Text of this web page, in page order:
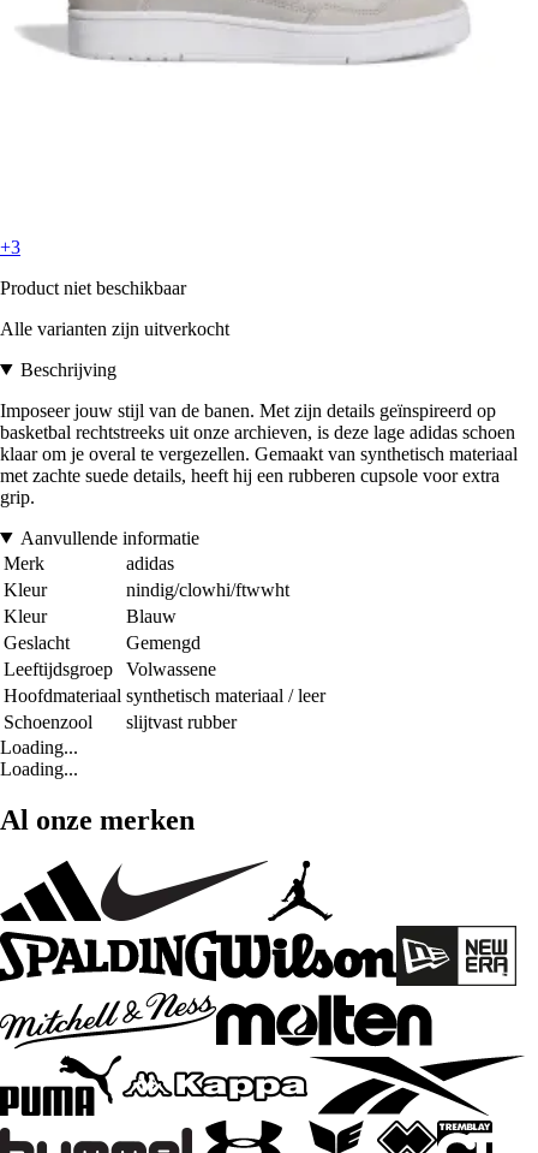
+3
Product niet beschikbaar
Alle varianten zijn uitverkocht
Beschrijving
Imposeer jouw stijl van de banen. Met zijn details geïnspireerd op
basketbal rechtstreeks uit onze archieven, is deze lage adidas schoen
klaar om je overal te vergezellen. Gemaakt van synthetisch materiaal
met zachte suede details, heeft hij een rubberen cupsole voor extra
grip.
Aanvullende informatie
Merk
adidas
Kleur
nindig/clowhi/ftwwht
Kleur
Blauw
Geslacht
Gemengd
Leeftijdsgroep
Volwassene
Hoofdmateriaal synthetisch materiaal / leer
Schoenzool
slijtvast rubber
Loading...
Loading...
Al onze merken